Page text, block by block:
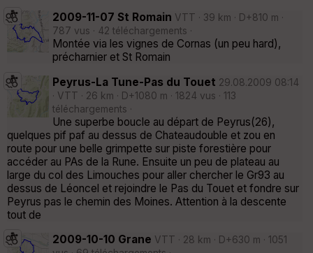
2009-11-07 St Romain VTT · 39 km · D+810 m ·
787 vus · 42 téléchargements ·
Montée via les vignes de Cornas (un peu hard),
précharnier et St Romain
Peyrus-La Tune-Pas du Touet 29.08.2009 08:14
· VTT · 26 km · D+1080 m · 1824 vus · 113
téléchargements ·
Une superbe boucle au départ de Peyrus(26),
quelques pif paf au dessus de Chateaudouble et zou en
route pour une belle grimpette sur piste forestière pour
accéder au PAs de la Rune. Ensuite un peu de plateau au
large du col des Limouches pour aller chercher le Gr93 au
dessus de Léoncel et rejoindre le Pas du Touet et fondre sur
Peyrus pas le chemin des Moines. Attention à la descente
tout de
2009-10-10 Grane VTT · 28 km · D+630 m · 1051